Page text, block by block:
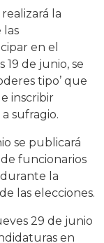
la
las
en el
19 de junio, se
tipo’ que
inscribir
sufragio.
se publicará
funcionarios
la
las elecciones.
29 de junio
en